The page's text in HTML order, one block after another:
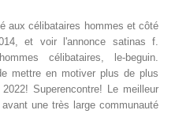
aux célibataires hommes et côté
et voir l'annonce satinas f.
célibataires, le-beguin.
mettre en motiver plus de plus
Superencontre! Le meilleur
une très large communauté